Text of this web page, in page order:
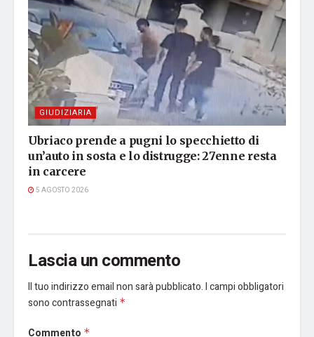
GIUDIZIARIA
Ubriaco prende a pugni lo specchietto di
un’auto in sosta e lo distrugge: 27enne resta
in carcere
5 AGOSTO 2026
Lascia un commento
Il tuo indirizzo email non sarà pubblicato.I campi obbligatori
sono contrassegnati *
Commento *